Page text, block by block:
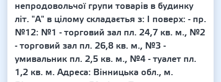
непродовольчої групи товарів в будинку
літ. "А" в цілому складаєтья з: І поверх: - пр.
№12: №1 - торговий зал пл. 24,7 кв. м., №2
- торговий зал пл. 26,8 кв. м., №3 -
умивальник пл. 2,5 кв. м., №4 - туалет пл.
1,2 кв. м. Адреса: Вінницька обл., м.